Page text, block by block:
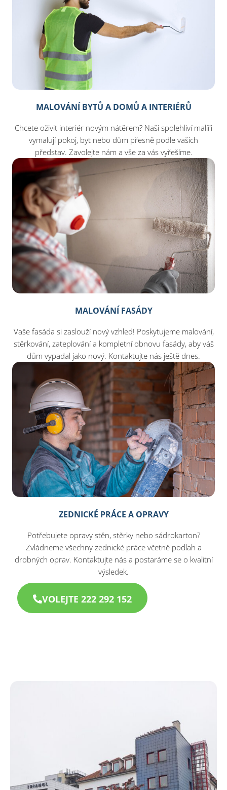
MALOVÁNÍ BYTŮ A DOMŮ A INTERIÉRŮ
Chcete oživit interiér novým nátěrem? Naši spolehliví malíři
vymalují pokoj, byt nebo dům přesně podle vašich
představ. Zavolejte nám a vše za vás vyřešíme.
MALOVÁNÍ FASÁDY
Vaše fasáda si zaslouží nový vzhled! Poskytujeme malování,
stěrkování, zateplování a kompletní obnovu fasády, aby váš
dům vypadal jako nový. Kontaktujte nás ještě dnes.
ZEDNICKÉ PRÁCE A OPRAVY
Potřebujete opravy stěn, stěrky nebo sádrokarton?
Zvládneme všechny zednické práce včetně podlah a
drobných oprav. Kontaktujte nás a postaráme se o kvalitní
výsledek.
VOLEJTE 222 292 152